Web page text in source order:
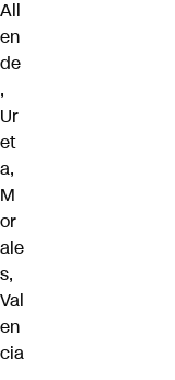
All
en
de
,
Ur
et
a,
M
or
ale
s,
Val
en
cia